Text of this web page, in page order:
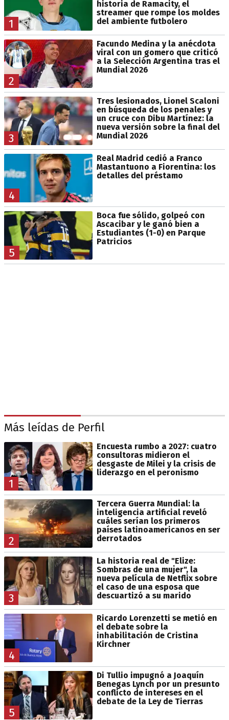
1
historia de Ramacity, el
streamer que rompe los moldes
del ambiente futbolero
2
Facundo Medina y la anécdota
viral con un gomero que criticó
a la Selección Argentina tras el
Mundial 2026
3
Tres lesionados, Lionel Scaloni
en búsqueda de los penales y
un cruce con Dibu Martínez: la
nueva versión sobre la final del
Mundial 2026
4
Real Madrid cedió a Franco
Mastantuono a Fiorentina: los
detalles del préstamo
5
Boca fue sólido, golpeó con
Ascacibar y le ganó bien a
Estudiantes (1-0) en Parque
Patricios
Más leídas de Perfil
1
Encuesta rumbo a 2027: cuatro
consultoras midieron el
desgaste de Milei y la crisis de
liderazgo en el peronismo
2
Tercera Guerra Mundial: la
inteligencia artificial reveló
cuáles serían los primeros
países latinoamericanos en ser
derrotados
3
La historia real de "Elize:
Sombras de una mujer", la
nueva película de Netflix sobre
el caso de una esposa que
descuartizó a su marido
4
Ricardo Lorenzetti se metió en
el debate sobre la
inhabilitación de Cristina
Kirchner
5
Di Tullio impugnó a Joaquín
Benegas Lynch por un presunto
conflicto de intereses en el
debate de la Ley de Tierras